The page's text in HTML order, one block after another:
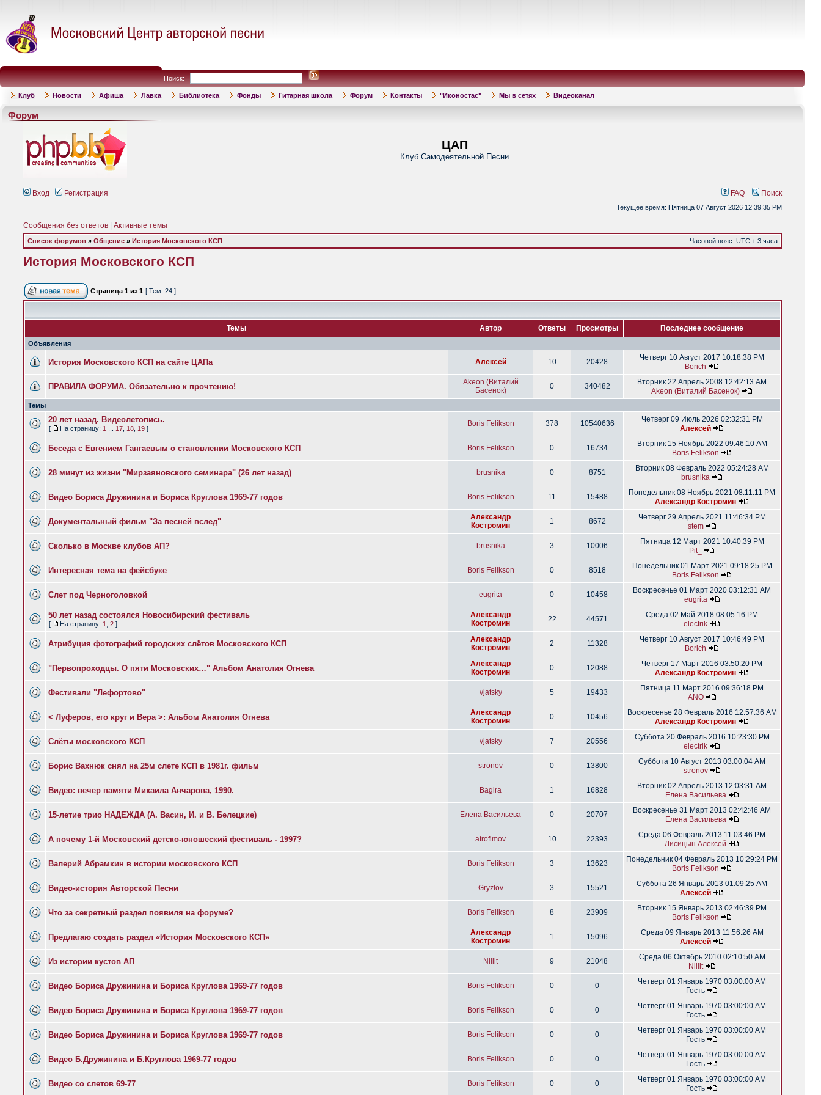
Поиск:
Клуб Новости Афиша Лавка Библиотека Фонды Гитарная школа Форум Контакты "Иконостас" Мы в сетях Видеоканал
Форум
ЦАП
Клуб Самодеятельной Песни
Вход Регистрация FAQ Поиск
Текущее время: Пятница 07 Август 2026 12:39:35 PM
Сообщения без ответов Активные темы
Список форумов » Общение » История Московского КСП Часовой пояс: UTC + 3 часа
История Московского КСП
Страница 1 из 1 [ Тем: 24 ]
Темы Автор Ответы Просмотры Последнее сообщение
Объявления
История Московского КСП на сайте ЦАПа Алексей 10 20428
Четверг 10 Август 2017 10:18:38 PM
Borich
ПРАВИЛА ФОРУМА. Обязательно к прочтению!
Akeon (Виталий
Басенок)
0 340482
Вторник 22 Апрель 2008 12:42:13 AM
Akeon (Виталий Басенок)
Темы
20 лет назад. Видеолетопись.
[ На страницу: 1 17 18 19 ]
Boris Felikson 378 10540636
Четверг 09 Июль 2026 02:32:31 PM
Алексей
Беседа с Евгением Гангаевым о становлении Московского КСП Boris Felikson 0 16734
Вторник 15 Ноябрь 2022 09:46:10 AM
Boris Felikson
28 минут из жизни "Мирзаяновского семинара" (26 лет назад) brusnika 0 8751
Вторник 08 Февраль 2022 05:24:28 AM
brusnika
Видео Бориса Дружинина и Бориса Круглова 1969-77 годов Boris Felikson 11 15488
Понедельник 08 Ноябрь 2021 08:11:11 PM
Александр Костромин
Документальный фильм "За песней вслед"
Александр
Костромин
1 8672
Четверг 29 Апрель 2021 11:46:34 PM
stem
Сколько в Москве клубов АП? brusnika 3 10006
Пятница 12 Март 2021 10:40:39 PM
Pit_
Интересная тема на фейсбуке Boris Felikson 0 8518
Понедельник 01 Март 2021 09:18:25 PM
Boris Felikson
Слет под Черноголовкой eugrita 0 10458
Воскресенье 01 Март 2020 03:12:31 AM
eugrita
50 лет назад состоялся Новосибирский фестиваль
[ На страницу: 1 2 ]
Александр
Костромин
22 44571
Среда 02 Май 2018 08:05:16 PM
electrik
Атрибуция фотографий городских слётов Московского КСП
Александр
Костромин
2 11328
Четверг 10 Август 2017 10:46:49 PM
Borich
"Первопроходцы. О пяти Московских…" Альбом Анатолия Огнева
Александр
Костромин
0 12088
Четверг 17 Март 2016 03:50:20 PM
Александр Костромин
Фестивали "Лефортово" vjatsky 5 19433
Пятница 11 Март 2016 09:36:18 PM
ANO
< Луферов, его круг и Вера >: Альбом Анатолия Огнева
Александр
Костромин
0 10456
Воскресенье 28 Февраль 2016 12:57:36 AM
Александр Костромин
Слёты московского КСП vjatsky 7 20556
Суббота 20 Февраль 2016 10:23:30 PM
electrik
Борис Вахнюк снял на 25м слете КСП в 1981г. фильм stronov 0 13800
Суббота 10 Август 2013 03:00:04 AM
stronov
Видео: вечер памяти Михаила Анчарова, 1990. Bagira 1 16828
Вторник 02 Апрель 2013 12:03:31 AM
Елена Васильева
15-летие трио НАДЕЖДА (А. Васин, И. и В. Белецкие) Елена Васильева 0 20707
Воскресенье 31 Март 2013 02:42:46 AM
Елена Васильева
А почему 1-й Московский детско-юношеский фестиваль - 1997? atrofimov 10 22393
Среда 06 Февраль 2013 11:03:46 PM
Лисицын Алексей
Валерий Абрамкин в истории московского КСП Boris Felikson 3 13623
Понедельник 04 Февраль 2013 10:29:24 PM
Boris Felikson
Видео-история Авторской Песни Gryzlov 3 15521
Суббота 26 Январь 2013 01:09:25 AM
Алексей
Что за секретный раздел появиля на форуме? Boris Felikson 8 23909
Вторник 15 Январь 2013 02:46:39 PM
Boris Felikson
Предлагаю создать раздел «История Московского КСП»
Александр
Костромин
1 15096
Среда 09 Январь 2013 11:56:26 AM
Алексей
Из истории кустов АП Niilit 9 21048
Среда 06 Октябрь 2010 02:10:50 AM
Niilit
Видео Бориса Дружинина и Бориса Круглова 1969-77 годов Boris Felikson 0 0
Четверг 01 Январь 1970 03:00:00 AM
Гость
Видео Бориса Дружинина и Бориса Круглова 1969-77 годов Boris Felikson 0 0
Четверг 01 Январь 1970 03:00:00 AM
Гость
Видео Бориса Дружинина и Бориса Круглова 1969-77 годов Boris Felikson 0 0
Четверг 01 Январь 1970 03:00:00 AM
Гость
Видео Б.Дружинина и Б.Круглова 1969-77 годов Boris Felikson 0 0
Четверг 01 Январь 1970 03:00:00 AM
Гость
Видео со слетов 69-77 Boris Felikson 0 0
Четверг 01 Январь 1970 03:00:00 AM
Гость